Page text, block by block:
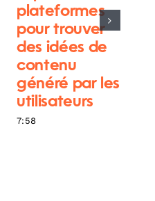
plateformes
pour trouver
des idées de
contenu
généré par les
utilisateurs
7:58